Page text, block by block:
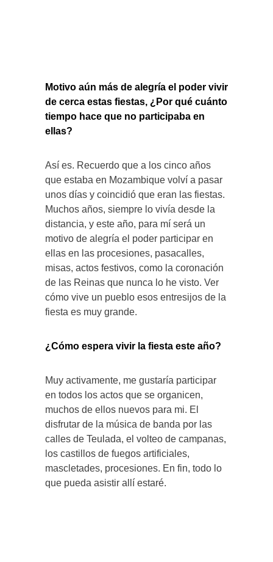
Motivo aún más de alegría el poder vivir
de cerca estas fiestas, ¿Por qué cuánto
tiempo hace que no participaba en
ellas?
Así es. Recuerdo que a los cinco años
que estaba en Mozambique volví a pasar
unos días y coincidió que eran las fiestas.
Muchos años, siempre lo vivía desde la
distancia, y este año, para mí será un
motivo de alegría el poder participar en
ellas en las procesiones, pasacalles,
misas, actos festivos, como la coronación
de las Reinas que nunca lo he visto. Ver
cómo vive un pueblo esos entresijos de la
fiesta es muy grande.
¿Cómo espera vivir la fiesta este año?
Muy activamente, me gustaría participar
en todos los actos que se organicen,
muchos de ellos nuevos para mi. El
disfrutar de la música de banda por las
calles de Teulada, el volteo de campanas,
los castillos de fuegos artificiales,
mascletades, procesiones. En fin, todo lo
que pueda asistir allí estaré.